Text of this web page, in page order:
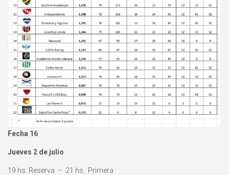
Fecha 16
Jueves 2 de julio
19 hs. Reserva – 21 hs. Primera